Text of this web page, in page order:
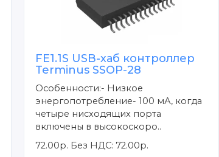
FE1.1S USB-хаб контроллер
Terminus SSOP-28
Особенности:- Низкое
энергопотребление- 100 мА, когда
четыре нисходящих порта
включены в высокоскоро..
72.00р. Без НДС: 72.00р.